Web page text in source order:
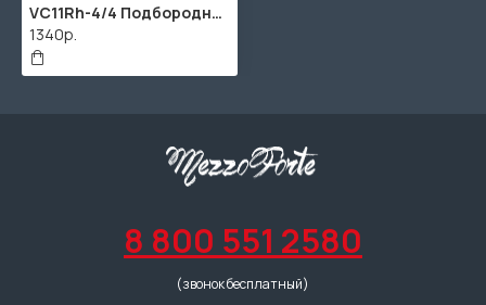
VC11Rh-4/4 Подбородник для скрипки, модель Dresden, крепление Hill, палисандр, WBO
1340р.
8 800 551 2580
(звонок бесплатный)